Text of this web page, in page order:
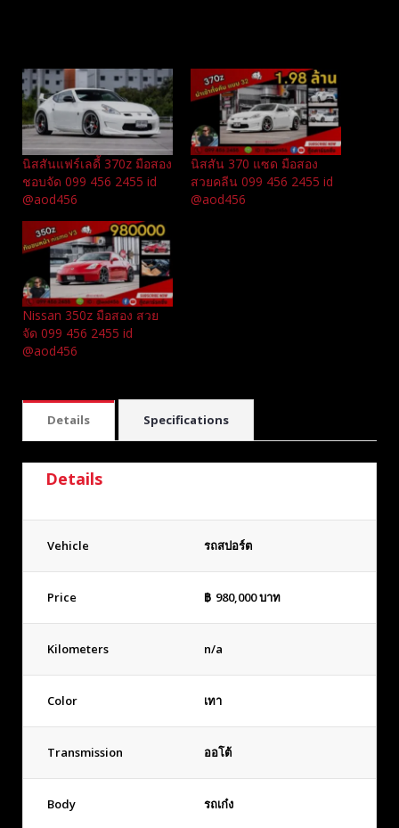
นิสสันแฟร์เลดี้ 370z มือสอง
ชอบจัด 099 456 2455 id
@aod456
นิสสัน 370 แซด มือสอง
สวยคลีน 099 456 2455 id
@aod456
Nissan 350z มือสอง สวย
จัด 099 456 2455 id
@aod456
Details Specifications
Details
Vehicle รถสปอร์ต
Price ฿ 980,000บาท
Kilometers n/a
Color เทา
Transmission ออโต้
Body รถเก๋ง